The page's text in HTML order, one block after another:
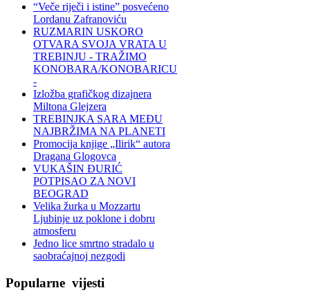
“Veče riječi i istine” posvećeno
Lordanu Zafranoviću
RUZMARIN USKORO
OTVARA SVOJA VRATA U
TREBINJU - TRAŽIMO
KONOBARA/KONOBARICU
-
Izložba grafičkog dizajnera
Miltona Glejzera
TREBINЈKA SARA MEĐU
NAJBRŽIMA NA PLANETI
Promocija knjige „Ilirik“ autora
Dragana Glogovca
VUKAŠIN ĐURIĆ
POTPISAO ZA NOVI
BEOGRAD
Velika žurka u Mozzartu
Ljubinje uz poklone i dobru
atmosferu
Jedno lice smrtno stradalo u
saobraćajnoj nezgodi
Popularne vijesti